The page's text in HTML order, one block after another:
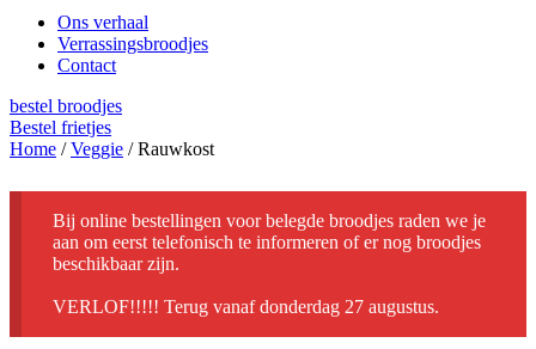
Ons verhaal
Verrassingsbroodjes
Contact
bestel broodjes
Bestel frietjes
Home /Veggie / Rauwkost
Bij online bestellingen voor belegde broodjes raden we je
aan om eerst telefonisch te informeren of er nog broodjes
beschikbaar zijn.
VERLOF!!!!! Terug vanaf donderdag 27 augustus.